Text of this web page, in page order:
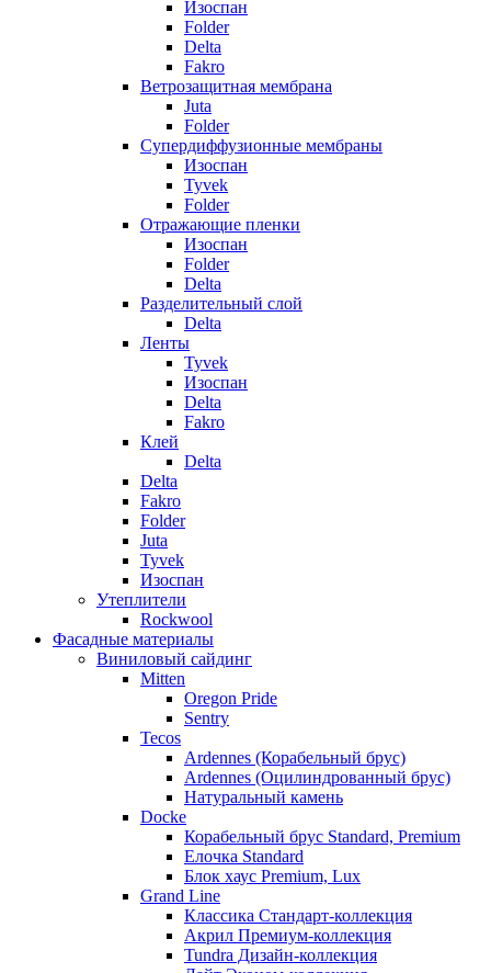
Изоспан
Folder
Delta
Fakro
Ветрозащитная мембрана
Juta
Folder
Супердиффузионные мембраны
Изоспан
Tyvek
Folder
Отражающие пленки
Изоспан
Folder
Delta
Разделительный слой
Delta
Ленты
Tyvek
Изоспан
Delta
Fakro
Клей
Delta
Delta
Fakro
Folder
Juta
Tyvek
Изоспан
Утеплители
Rockwool
Фасадные материалы
Виниловый сайдинг
Mitten
Oregon Pride
Sentry
Tecos
Ardennes (Корабельный брус)
Ardennes (Оцилиндрованный брус)
Натуральный камень
Docke
Корабельный брус Standard, Premium
Елочка Standard
Блок хаус Premium, Lux
Grand Line
Классика Стандарт-коллекция
Акрил Премиум-коллекция
Tundra Дизайн-коллекция